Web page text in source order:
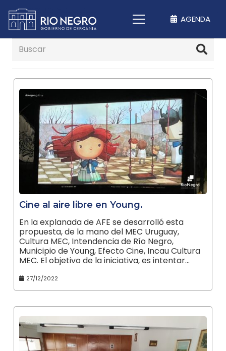
AGENDA
Cine al aire libre en Young.
En la explanada de AFE se desarrolló esta
propuesta, de la mano del MEC Uruguay,
Cultura MEC, Intendencia de Río Negro,
Municipio de Young, Efecto Cine, Incau Cultura
MEC. El objetivo de la iniciativa, es intentar…
27/12/2022